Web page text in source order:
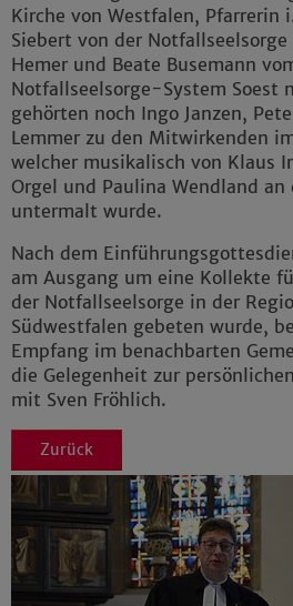
Kirche von Westfalen, Pfarrerin
Siebert von der
Hemer und Beate Busemann
Notfallseelsorge-System Soest
gehörten noch Ingo Janzen,
Lemmer zu den Mitwirkenden
welcher musikalisch von Klaus
Orgel und Paulina Wendland an
untermalt wurde.
Nach dem
am Ausgang um eine Kollekte
der Notfallseelsorge in der
Südwestfalen gebeten wurde,
Empfang im benachbarten
die Gelegenheit zur
mit Sven Fröhlich.
Zurück